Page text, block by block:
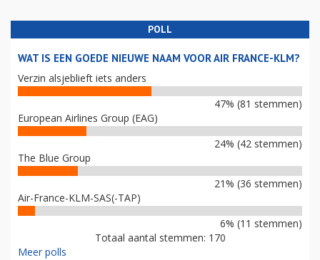
POLL
WAT IS EEN GOEDE NIEUWE NAAM VOOR AIR FRANCE-KLM?
Verzin alsjeblieft iets anders
47% (81 stemmen)
European Airlines Group (EAG)
24% (42 stemmen)
The Blue Group
21% (36 stemmen)
Air-France-KLM-SAS(-TAP)
6% (11 stemmen)
Totaal aantal stemmen: 170
Meer polls